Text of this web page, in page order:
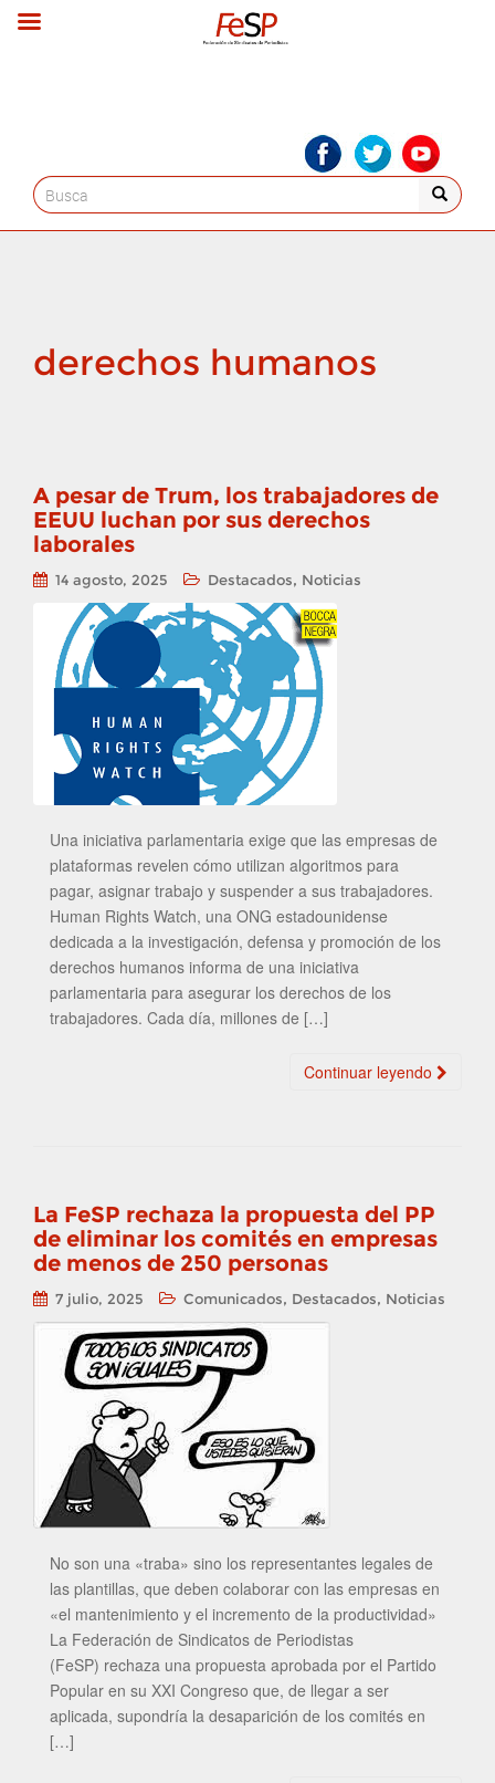
Search
for:
derechos humanos
A pesar de Trum, los trabajadores de
EEUU luchan por sus derechos
laborales
14 agosto, 2025 Destacados, Noticias
Una iniciativa parlamentaria exige que las empresas de
plataformas revelen cómo utilizan algoritmos para
pagar, asignar trabajo y suspender a sus trabajadores.
Human Rights Watch, una ONG estadounidense
dedicada a la investigación, defensa y promoción de los
derechos humanos informa de una iniciativa
parlamentaria para asegurar los derechos de los
trabajadores. Cada día, millones de […]
Continuar leyendo
La FeSP rechaza la propuesta del PP
de eliminar los comités en empresas
de menos de 250 personas
7 julio, 2025 Comunicados, Destacados, Noticias
No son una «traba» sino los representantes legales de
las plantillas, que deben colaborar con las empresas en
«el mantenimiento y el incremento de la productividad»
La Federación de Sindicatos de Periodistas
(FeSP) rechaza una propuesta aprobada por el Partido
Popular en su XXI Congreso que, de llegar a ser
aplicada, supondría la desaparición de los comités en
[…]